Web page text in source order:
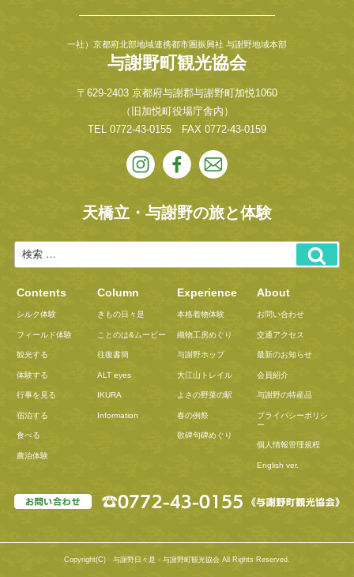
一社）京都府北部地域連携都市圏振興社 与謝野地域本部
与謝野町観光協会
〒629-2403 京都府与謝郡与謝野町加悦1060
（旧加悦町役場庁舎内）
TEL 0772-43-0155 FAX 0772-43-0159
天橋立・与謝野の旅と体験
Contents
シルク体験
フィールド体験
観光する
体験する
行事を見る
宿泊する
食べる
農泊体験
Column
きもの日々是
ことのは&ムービー
往復書簡
ALT eyes
IKURA
Information
Experience
本格着物体験
織物工房めぐり
与謝野ホップ
大江山トレイル
よさの野菜の駅
春の例祭
歌碑句碑めぐり
About
お問い合わせ
交通アクセス
最新のお知らせ
会員紹介
与謝野の特産品
プライバシーポリシ
ー
個人情報管理規程
English ver.
Copyright(C) 与謝野日々是 - 与謝野町観光協会 All Rights Reserved.